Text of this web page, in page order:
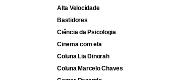
aguardar o dia 3”, disse o presidente da CBF,
Alta Velocidade
Bastidores
Ciência da Psicologia
Cinema com ela
Coluna Lia Dinorah
Coluna Marcelo Chaves